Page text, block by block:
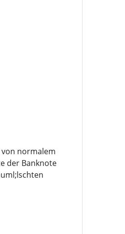
von normalem
der Banknote